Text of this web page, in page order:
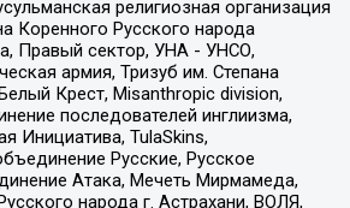
религиозная организация
Коренного Русского народа
Правый сектор, УНА - УНСО,
армия, Тризуб им. Степана
Крест, Misanthropic division,
последователей инглиизма,
Инициатива, TulaSkins,
Русские, Русское
Атака, Мечеть Мирмамеда,
народа г. Астрахани, ВОЛЯ,